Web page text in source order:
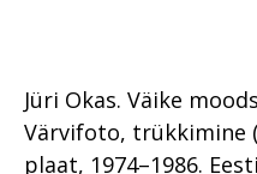
Jüri Okas. Väike
Värvifoto, trükkimine
plaat, 1974–1986.